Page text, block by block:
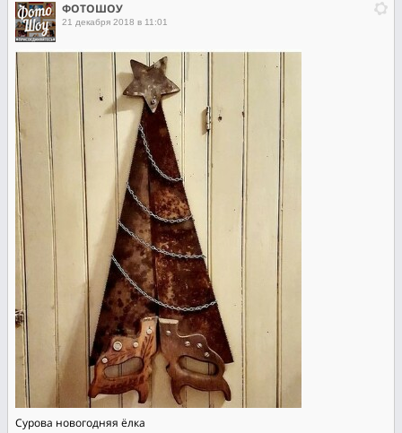
ФОТОШОУ
21 декабря 2018 в 11:01
Сурова новогодняя ёлка